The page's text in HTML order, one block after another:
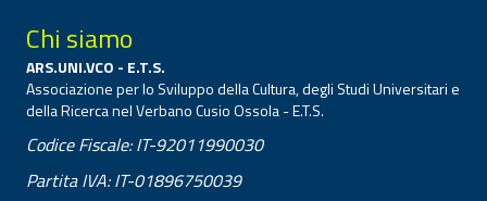
Chi siamo
ARS.UNI.VCO - E.T.S.
Associazione per lo Sviluppo della Cultura, degli Studi Universitari e
della Ricerca nel Verbano Cusio Ossola - E.T.S.
Codice Fiscale: IT-92011990030
Partita IVA: IT-01896750039